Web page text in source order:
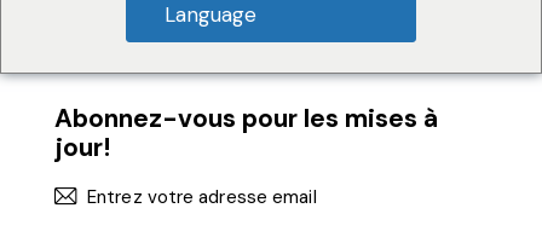
Language
Abonnez-vous pour les mises à
jour!